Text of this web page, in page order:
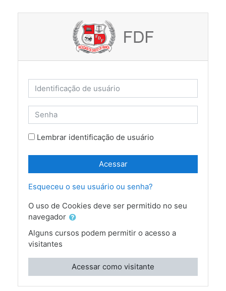
Identificação de usuário
Senha
Lembrar identificação de usuário
Acessar
Esqueceu o seu usuário ou senha?
O uso de Cookies deve ser permitido no seu
navegador
Alguns cursos podem permitir o acesso a
visitantes
Acessar como visitante